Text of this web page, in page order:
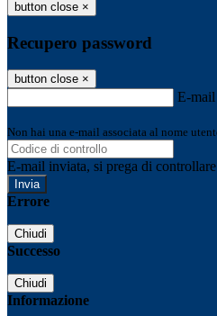
button close ×
Recupero password
button close ×
E-mail
Non hai una e-mail associata al nome
E-mail inviata, si prega di
Errore
Chiudi
Successo
Chiudi
Informazione